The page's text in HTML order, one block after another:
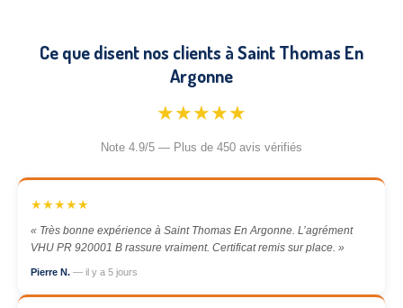
Ce que disent nos clients à Saint Thomas En
Argonne
★★★★★
Note 4.9/5 — Plus de 450 avis vérifiés
★★★★★
« Très bonne expérience à Saint Thomas En Argonne. L’agrément
VHU PR 920001 B rassure vraiment. Certificat remis sur place. »
Pierre N. — il y a 5 jours